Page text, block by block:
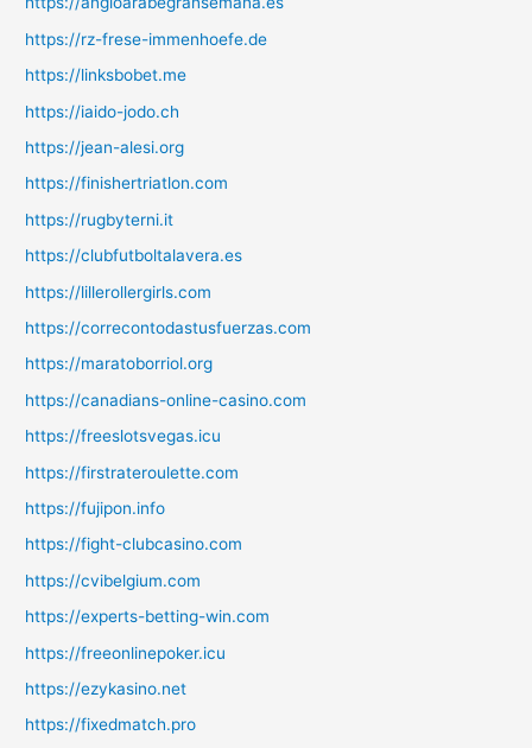
https://rz-frese-immenhoefe.de
https://linksbobet.me
https://iaido-jodo.ch
https://jean-alesi.org
https://finishertriatlon.com
https://rugbyterni.it
https://clubfutboltalavera.es
https://lillerollergirls.com
https://correcontodastusfuerzas.com
https://maratoborriol.org
https://canadians-online-casino.com
https://freeslotsvegas.icu
https://firstrateroulette.com
https://fujipon.info
https://fight-clubcasino.com
https://cvibelgium.com
https://experts-betting-win.com
https://freeonlinepoker.icu
https://ezykasino.net
https://fixedmatch.pro